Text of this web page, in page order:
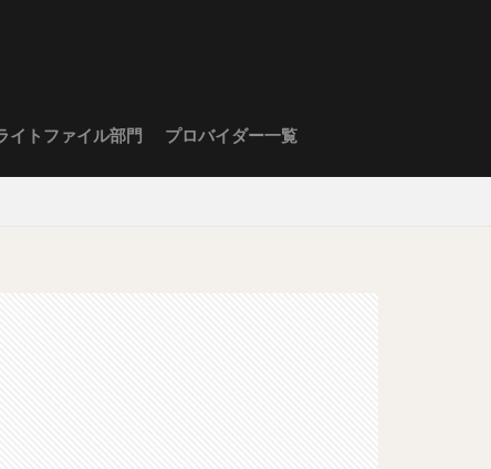
イトファイル部門 プロバイダー一覧